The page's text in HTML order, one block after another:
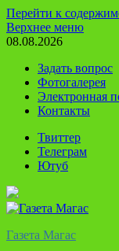
Перейти к
Верхнее меню
08.08.2026
Задать вопрос
Фотогалерея
Электронная
Контакты
Твиттер
Телеграм
Ютуб
Газета Магас